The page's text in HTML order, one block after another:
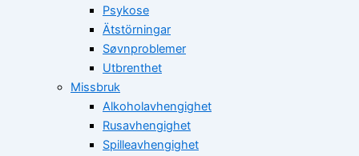
Psykose
Ätstörningar
Søvnproblemer
Utbrenthet
Missbruk
Alkoholavhengighet
Rusavhengighet
Spilleavhengighet